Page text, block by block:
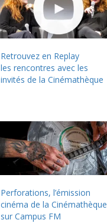
Retrouvez en Replay
les rencontres avec les
invités de la Cinémathèque
Perforations, l’émission
cinéma de la Cinémathèque
sur Campus FM